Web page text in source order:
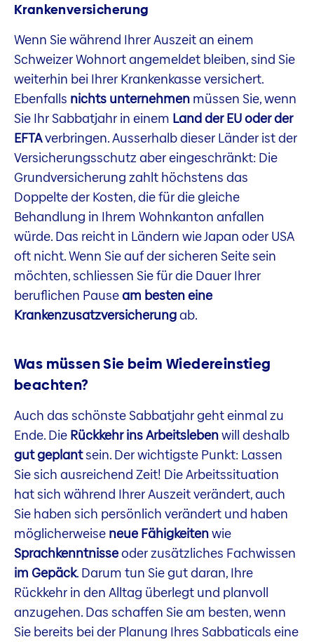
Krankenversicherung
Wenn Sie während Ihrer Auszeit an einem
Schweizer Wohnort angemeldet bleiben, sind Sie
weiterhin bei Ihrer Krankenkasse versichert.
Ebenfalls nichts unternehmen müssen Sie, wenn
Sie Ihr Sabbatjahr in einem Land der EU oder der
EFTAverbringen. Ausserhalb dieser Länder ist der
Versicherungsschutz aber eingeschränkt: Die
Grundversicherung zahlt höchstens das
Doppelte der Kosten, die für die gleiche
Behandlung in Ihrem Wohnkanton anfallen
würde. Das reicht in Ländern wie Japan oder USA
oft nicht. Wenn Sie auf der sicheren Seite sein
möchten, schliessen Sie für die Dauer Ihrer
beruflichen Pauseam besten eine
Krankenzusatzversicherungab.
Was müssen Sie beim Wiedereinstieg
beachten?
Auch das schönste Sabbatjahr geht einmal zu
Ende. Die Rückkehr ins Arbeitslebenwill deshalb
gut geplantsein. Der wichtigste Punkt: Lassen
Sie sich ausreichend Zeit! Die Arbeitssituation
hat sich während Ihrer Auszeit verändert, auch
Sie haben sich persönlich verändert und haben
möglicherweise neue Fähigkeitenwie
Sprachkenntnisseoder zusätzliches Fachwissen
im Gepäck. Darum tun Sie gut daran, Ihre
Rückkehr in den Alltag überlegt und planvoll
anzugehen. Das schaffen Sie am besten, wenn
Sie bereits bei der Planung Ihres Sabbaticals eine